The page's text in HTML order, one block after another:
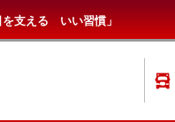
支える いい習慣」